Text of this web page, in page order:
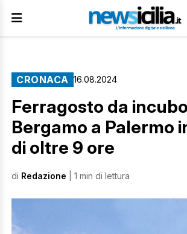
CRONACA 16.08.2024
Ferragosto da
Bergamo a Palermo
di oltre 9 ore
di Redazione | 1 min di lettura